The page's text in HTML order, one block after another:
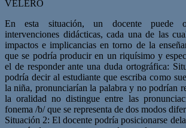
VELERO
En esta situación, un docente puede
intervenciones didácticas, cada una de las
impactos e implicancias en torno de la
que se podría producir en un riquísimo y
el de responder ante una duda ortográfica:
podría decir al estudiante que escriba como
la niña, pronunciarían la palabra y no podrían
la oralidad no distingue entre las
fonema /b/ que se representa de dos modos
Situación 2: El docente podría posicionarse